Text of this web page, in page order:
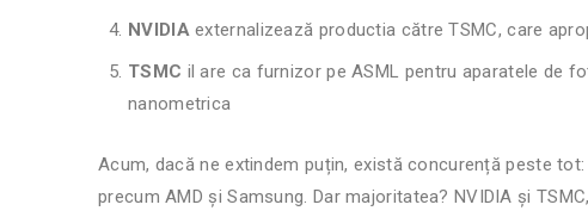
NVIDIAexternalizează productia către TSMC, care
TSMC il are ca furnizor pe ASML pentru aparatele de
nanometrica
Acum, dacă ne extindem puțin, există concurență peste
precum AMD și Samsung. Dar majoritatea? NVIDIA și